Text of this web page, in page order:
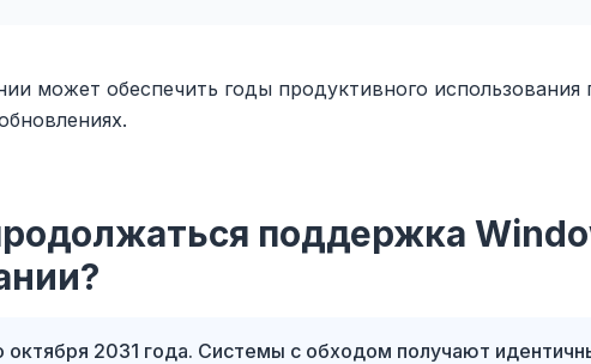
может обеспечить годы продуктивного
поддержка
октября 2031 года. Системы с обходом получают